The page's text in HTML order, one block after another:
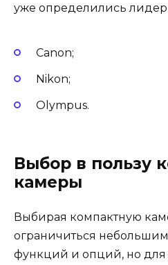
уже определились
Canon;
Nikon;
Olympus.
Выбор в пользу
камеры
Выбирая компактную
ограничиться
функций и опций, но для